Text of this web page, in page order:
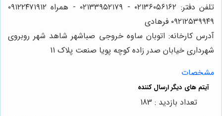
تلفن دفتر: ۰۲۱۳۶۰۵۶۱۶۲ - ۰۲۱۳۳۹۵۲۱۷۹ - همراه ۰۹۱۲۲۴۷۱۹۱۲
۰۹۲۱۲۵۳۹۹۴۹ فرهادی
آدرس کارخانه: اتوبان ساوه خروجی صباشهر شاهد شهر روبروی
شهرداری خیابان صدر زاده کوچه پویا صنعت پلاک 11
مشخصات
تعداد بازدید : 183